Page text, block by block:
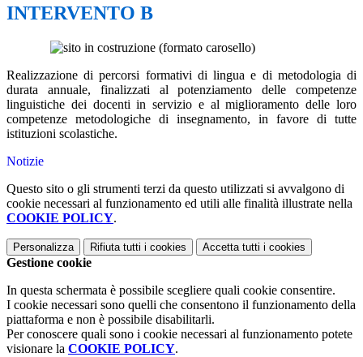
INTERVENTO B
Realizzazione di percorsi formativi di lingua e di metodologia di
durata annuale, finalizzati al potenziamento delle competenze
linguistiche dei docenti in servizio e al miglioramento delle loro
competenze metodologiche di insegnamento, in favore di tutte
istituzioni scolastiche.
Notizie
Questo sito o gli strumenti terzi da questo utilizzati si avvalgono di
cookie necessari al funzionamento ed utili alle finalità illustrate nella
COOKIE POLICY.
Personalizza Rifiuta tutti i cookies Accetta tutti i cookies
Gestione cookie
In questa schermata è possibile scegliere quali cookie consentire.
I cookie necessari sono quelli che consentono il funzionamento della
piattaforma e non è possibile disabilitarli.
Per conoscere quali sono i cookie necessari al funzionamento potete
visionare la COOKIE POLICY.